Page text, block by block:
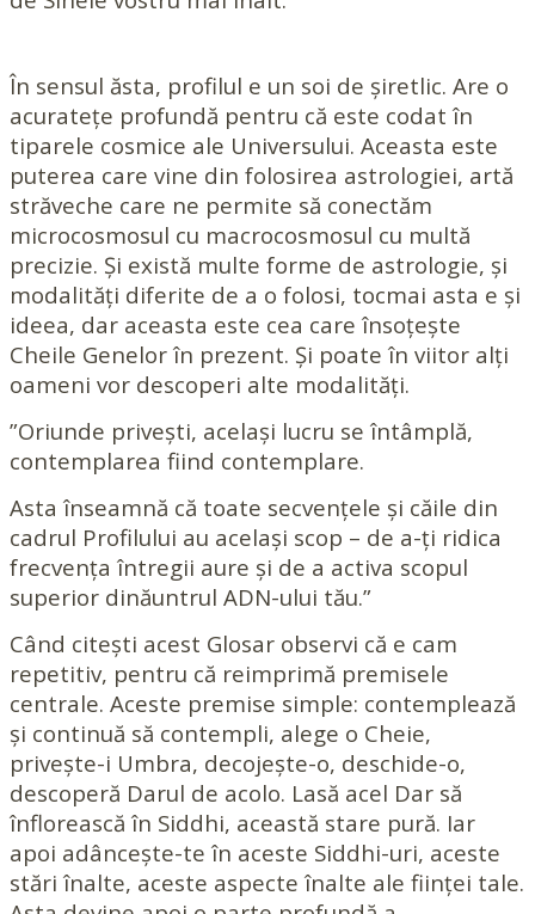
În sensul ăsta, profilul e un soi de șiretlic. Are o
acuratețe profundă pentru că este codat în
tiparele cosmice ale Universului. Aceasta este
puterea care vine din folosirea astrologiei, artă
străveche care ne permite să conectăm
microcosmosul cu macrocosmosul cu multă
precizie. Și există multe forme de astrologie, și
modalități diferite de a o folosi, tocmai asta e și
ideea, dar aceasta este cea care însoțește
Cheile Genelor în prezent. Și poate în viitor alți
oameni vor descoperi alte modalități.
”Oriunde privești, același lucru se întâmplă,
contemplarea fiind contemplare.
Asta înseamnă că toate secvențele și căile din
cadrul Profilului au același scop – de a-ți ridica
frecvența întregii aure și de a activa scopul
superior dinăuntrul ADN-ului tău.”
Când citești acest Glosar observi că e cam
repetitiv, pentru că reimprimă premisele
centrale. Aceste premise simple: contemplează
și continuă să contempli, alege o Cheie,
privește-i Umbra, decojește-o, deschide-o,
descoperă Darul de acolo. Lasă acel Dar să
înflorească în Siddhi, această stare pură. Iar
apoi adâncește-te în aceste Siddhi-uri, aceste
stări înalte, aceste aspecte înalte ale ființei tale.